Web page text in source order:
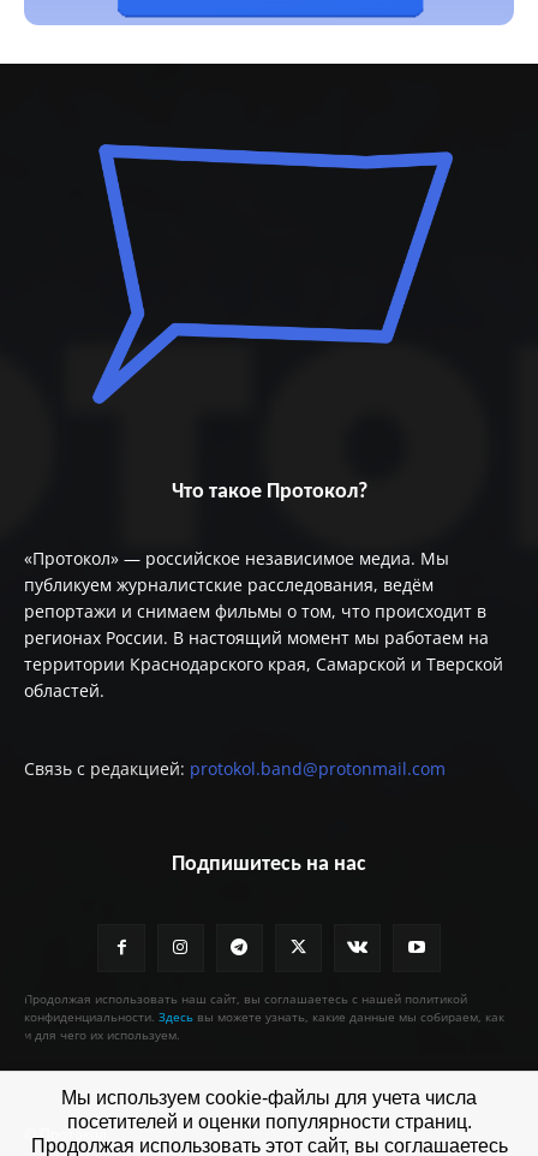
Что такое Протокол?
«Протокол» — российское независимое медиа. Мы
публикуем журналистские расследования, ведём
репортажи и снимаем фильмы о том, что происходит в
регионах России. В настоящий момент мы работаем на
территории Краснодарского края, Самарской и Тверской
областей.
Связь с редакцией: protokol.band@protonmail.com
Подпишитесь на нас
Продолжая использовать наш сайт, вы соглашаетесь с нашей политикой
конфиденциальности. Здесь вы можете узнать, какие данные мы собираем, как
и для чего их используем.
© Протокол
Мы используем cookie-файлы для учета числа
посетителей и оценки популярности страниц.
Продолжая использовать этот сайт, вы соглашаетесь